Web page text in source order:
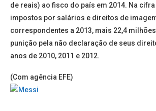
de reais) ao fisco do país em 2014. Na
impostos por salários e direitos de
correspondentes a 2013, mais 22,4
punição pela não declaração de seus
anos de 2010, 2011 e 2012.
(Com agência EFE)